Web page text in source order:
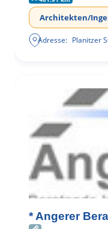
Architekten/
Adresse: Planitzer
* Angerer